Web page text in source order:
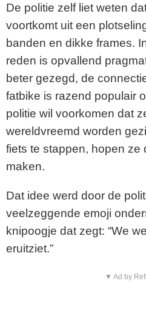
De politie zelf liet weten
voortkomt uit een
banden en dikke frames.
reden is opvallend
beter gezegd, de
fatbike is razend populair
politie wil voorkomen dat
wereldvreemd worden
fiets te stappen, hopen ze
maken.
Dat idee werd door de
veelzeggende emoji
knipoogje dat zegt: “We
eruitziet.”
▼ Ad by